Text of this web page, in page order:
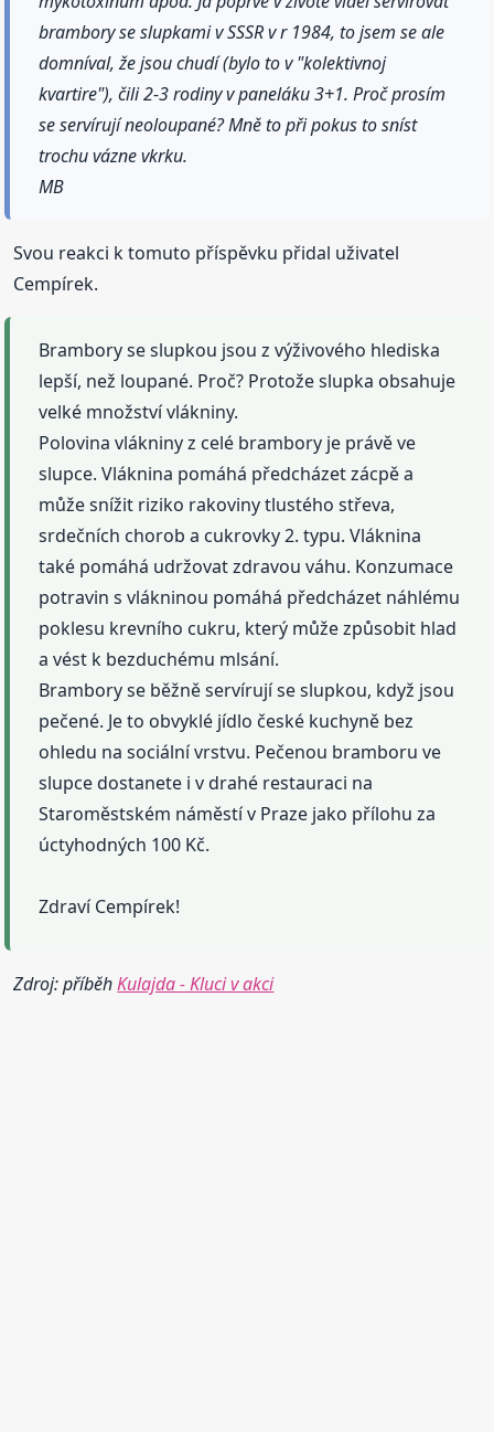
brambory se slupkami v SSSR v r 1984, to jsem se ale
domníval, že jsou chudí (bylo to v "kolektivnoj
kvartire"), čili 2-3 rodiny v paneláku 3+1. Proč prosím
se servírují neoloupané? Mně to při pokus to sníst
trochu vázne vkrku.
MB
Svou reakci k tomuto příspěvku přidal uživatel
Cempírek.
Brambory se slupkou jsou z výživového hlediska
lepší, než loupané. Proč? Protože slupka obsahuje
velké množství vlákniny.
Polovina vlákniny z celé brambory je právě ve
slupce. Vláknina pomáhá předcházet zácpě a
může snížit riziko rakoviny tlustého střeva,
srdečních chorob a cukrovky 2. typu. Vláknina
také pomáhá udržovat zdravou váhu. Konzumace
potravin s vlákninou pomáhá předcházet náhlému
poklesu krevního cukru, který může způsobit hlad
a vést k bezduchému mlsání.
Brambory se běžně servírují se slupkou, když jsou
pečené. Je to obvyklé jídlo české kuchyně bez
ohledu na sociální vrstvu. Pečenou bramboru ve
slupce dostanete i v drahé restauraci na
Staroměstském náměstí v Praze jako přílohu za
úctyhodných 100 Kč.
Zdraví Cempírek!
Zdroj: příběhKulajda - Kluci v akci